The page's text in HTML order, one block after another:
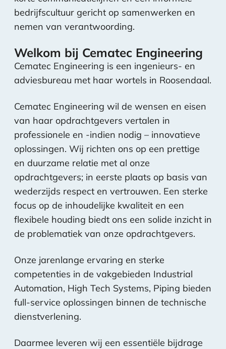
bedrijfscultuur gericht op samenwerken en
nemen van verantwoording.
Welkom bij Cematec Engineering
Cematec Engineering is een ingenieurs- en
adviesbureau met haar wortels in Roosendaal.
Cematec Engineering wil de wensen en eisen
van haar opdrachtgevers vertalen in
professionele en -indien nodig – innovatieve
oplossingen. Wij richten ons op een prettige
en duurzame relatie met al onze
opdrachtgevers; in eerste plaats op basis van
wederzijds respect en vertrouwen. Een sterke
focus op de inhoudelijke kwaliteit en een
flexibele houding biedt ons een solide inzicht in
de problematiek van onze opdrachtgevers.
Onze jarenlange ervaring en sterke
competenties in de vakgebieden Industrial
Automation, High Tech Systems, Piping bieden
full-service oplossingen binnen de technische
dienstverlening.
Daarmee leveren wij een essentiële bijdrage